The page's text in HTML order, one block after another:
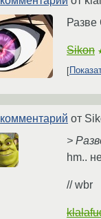
Sikon
комментарий от
>
hm..
// wbr